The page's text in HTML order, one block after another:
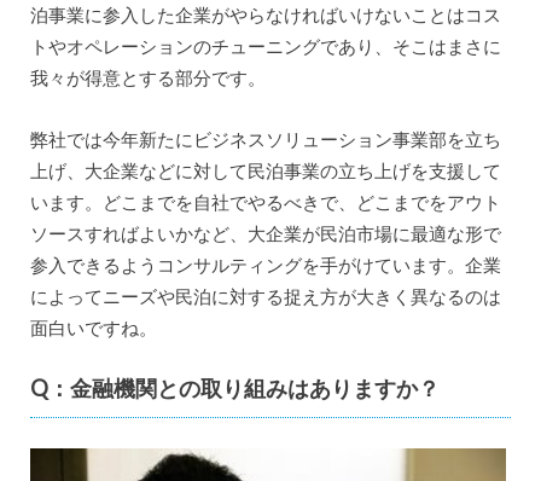
泊事業に参入した企業がやらなければいけないことはコス
トやオペレーションのチューニングであり、そこはまさに
我々が得意とする部分です。
弊社では今年新たにビジネスソリューション事業部を立ち
上げ、大企業などに対して民泊事業の立ち上げを支援して
います。どこまでを自社でやるべきで、どこまでをアウト
ソースすればよいかなど、大企業が民泊市場に最適な形で
参入できるようコンサルティングを手がけています。企業
によってニーズや民泊に対する捉え方が大きく異なるのは
面白いですね。
Q：金融機関との取り組みはありますか？